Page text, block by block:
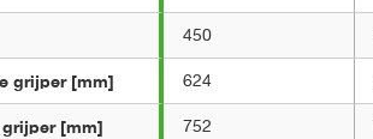
450
grijper [mm] 624
[mm] 752